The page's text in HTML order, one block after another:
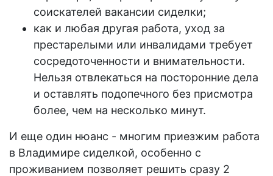
соискателей вакансии сиделки;
как и любая другая работа, уход за
престарелыми или инвалидами требует
сосредоточенности и внимательности.
Нельзя отвлекаться на посторонние дела
и оставлять подопечного без присмотра
более, чем на несколько минут.
И еще один нюанс - многим приезжим работа
в Владимире сиделкой, особенно с
проживанием позволяет решить сразу 2